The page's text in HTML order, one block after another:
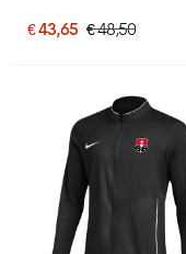
€ 43,65 € 48,50